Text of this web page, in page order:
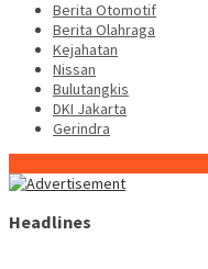
Berita Otomotif
Berita Olahraga
Kejahatan
Nissan
Bulutangkis
DKI Jakarta
Gerindra
Headlines